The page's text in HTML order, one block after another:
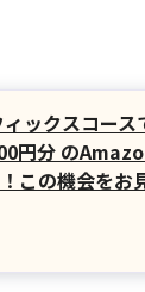
ックスコース
円分 の
この機会をお